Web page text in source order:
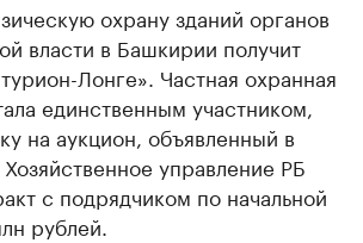
охрану зданий органов
власти в Башкирии получит
Лонге». Частная охранная
единственным участником,
на аукцион, объявленный в
управление РБ
с подрядчиком по начальной
рублей.